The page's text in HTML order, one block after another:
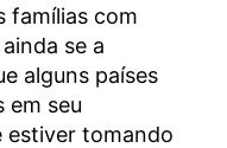
famílias com
se a
alguns países
em seu
estiver tomando